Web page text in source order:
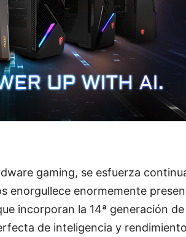
gaming, se esfuerza
enorgullece enormemente
incorporan la 14ª generación de
de inteligencia y